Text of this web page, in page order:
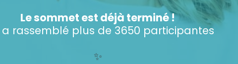
Le sommet est déjà terminé !
a rassemblé plus de 3650 participantes
✨